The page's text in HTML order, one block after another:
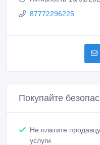
87772296225
Покупайте
Не платите
услуги